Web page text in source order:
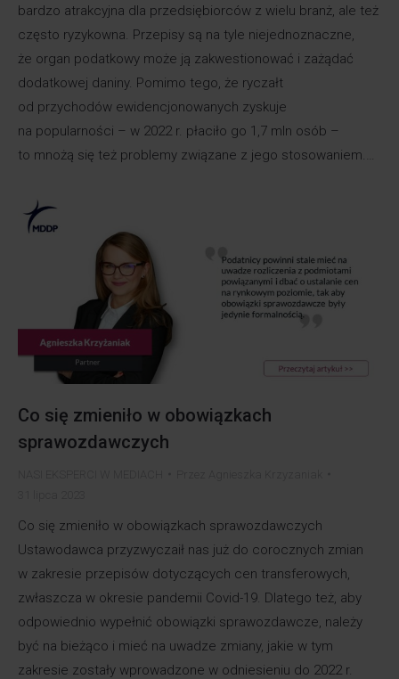
bardzo atrakcyjna dla przedsiębiorców z wielu branż, ale też
często ryzykowna. Przepisy są na tyle niejednoznaczne,
że organ podatkowy może ją zakwestionować i zażądać
dodatkowej daniny. Pomimo tego, że ryczałt
od przychodów ewidencjonowanych zyskuje
na popularności – w 2022 r. płaciło go 1,7 mln osób –
to mnożą się też problemy związane z jego stosowaniem.…
Co się zmieniło w obowiązkach
sprawozdawczych
Co się zmieniło w obowiązkach sprawozdawczych
Ustawodawca przyzwyczaił nas już do corocznych zmian
w zakresie przepisów dotyczących cen transferowych,
zwłaszcza w okresie pandemii Covid-19. Dlatego też, aby
odpowiednio wypełnić obowiązki sprawozdawcze, należy
być na bieżąco i mieć na uwadze zmiany, jakie w tym
zakresie zostały wprowadzone w odniesieniu do 2022 r.